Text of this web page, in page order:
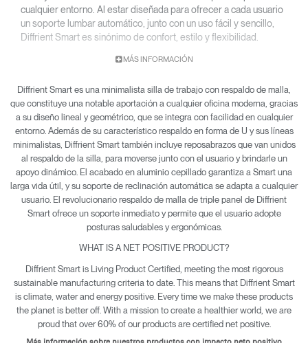
cualquier entorno. Al estar diseñada para ofrecer a cada usuario
un soporte lumbar automático, junto con un uso fácil y sencillo,
Diffrient Smart es sinónimo de confort, estilo y flexibilidad.
sillas Liberty y Diffrient World de Humanscale, incorpora la
la forma) y un sistema de reclinación sin mecanismos para
ofrecer un soporte perfecto a cualquier usuario.
MÁS INFORMACIÓN
Diffrient Smart es una minimalista silla de trabajo con respaldo de malla,
que constituye una notable aportación a cualquier oficina moderna, gracias
a su diseño lineal y geométrico, que se integra con facilidad en cualquier
entorno. Además de su característico respaldo en forma de U y sus líneas
minimalistas, Diffrient Smart también incluye reposabrazos que van unidos
al respaldo de la silla, para moverse junto con el usuario y brindarle un
apoyo dinámico. El acabado en aluminio cepillado garantiza a Smart una
larga vida útil, y su soporte de reclinación automática se adapta a cualquier
usuario. El revolucionario respaldo de malla de triple panel de Diffrient
Smart ofrece un soporte inmediato y permite que el usuario adopte
posturas saludables y ergonómicas.
WHAT IS A NET POSITIVE PRODUCT?
Diffrient Smart is Living Product Certified, meeting the most rigorous
sustainable manufacturing criteria to date. This means that Diffrient Smart
is climate, water and energy positive. Every time we make these products
the planet is better off. With a mission to create a healthier world, we are
proud that over 60% of our products are certified net positive.